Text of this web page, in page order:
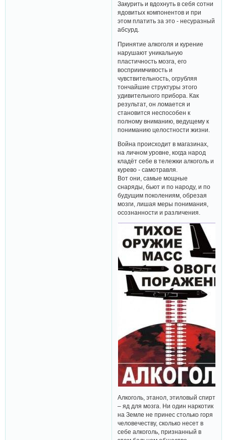
Закурить и вдохнуть в себя сотни
ядовитых компонентов и при
этом платить за это - несуразный
абсурд.
Принятие алкоголя и курение
нарушают уникальную
пластичность мозга, его
восприимчивость и
чувствительность, огрубляя
тончайшие структуры этого
удивительного прибора. Как
результат, он ломается и
становится неспособен к
полному вниманию, ведущему к
пониманию целостности жизни.
Война происходит в магазинах,
на личном уровне, когда народ
кладёт себе в тележки алкоголь и
курево - самотравля.
Вот они, самые мощные
снаряды, бьют и по народу, и по
будущим поколениям, обрезая
мозги, лишая меры понимания,
осознанности и различения.
Алкоголь, этанол, этиловый спирт
– яд для мозга. Ни один наркотик
на Земле не принес столько горя
человечеству, сколько несет в
себе алкоголь, признанный в